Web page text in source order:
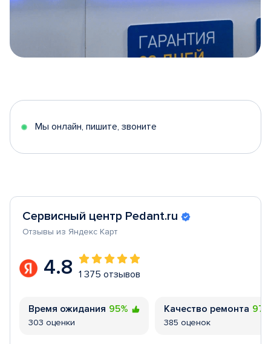
5
Мы онлайн, пишите, звоните
Сервисный центр Pedant.ru
Отзывы из Яндекс Карт
4.8 1 375 отзывов
Время ожидания 95%
303 оценки
Качество ремонта
385 оценок